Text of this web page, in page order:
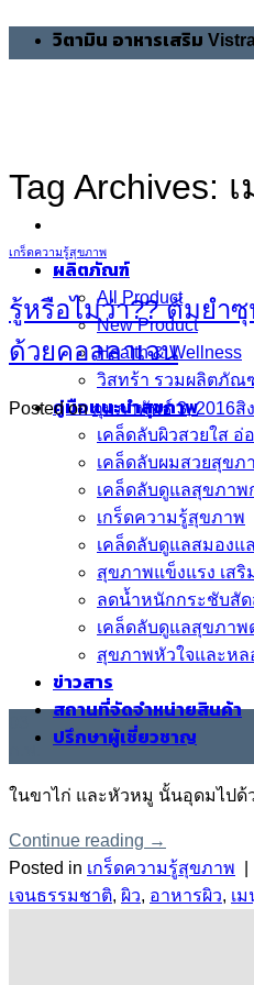
วิตามิน อาหารเสริม
ผลิตภัณฑ์
All Product
New Product
Health & Wellness
วิสทร้า รวมผลิตภัณ
คู่มือแนะนำสุขภาพ
เคล็ดลับผิวสวยใส อ่
เคล็ดลับผมสวยสุขภ
เคล็ดลับดูแลสุขภาพ
เกร็ดความรู้สุขภาพ
เคล็ดลับดูแลสมองแ
สุขภาพแข็งแรง เส
ลดน้ำหนักกระชับสั
เคล็ดลับดูแลสุขภาพ
สุขภาพหัวใจและหล
ข่าวสาร
สถานที่จัดจำหน่ายสินค้า
ปรึกษาผู้เชี่ยวชาญ
Tag Archives:
เกร็ดความรู้สุขภาพ
รู้หรือไม่ว่า?? ต้มยำ
ด้วยคอลลาเจน
Posted onกุมภาพันธ์ 3, 2016สิ
ในขาไก่ และหัวหมู นั้นอุดมไปด้
Continue reading →
Posted in เกร็ดความรู้สุขภาพ
เจนธรรมชาติ, ผิว, อาหารผิว, เม